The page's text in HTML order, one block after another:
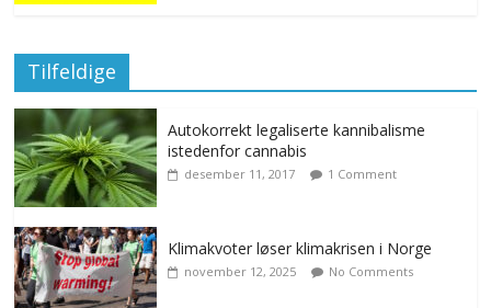
Tilfeldige
Autokorrekt legaliserte kannibalisme
istedenfor cannabis
desember 11, 2017 1 Comment
Klimakvoter løser klimakrisen i Norge
november 12, 2025 No Comments